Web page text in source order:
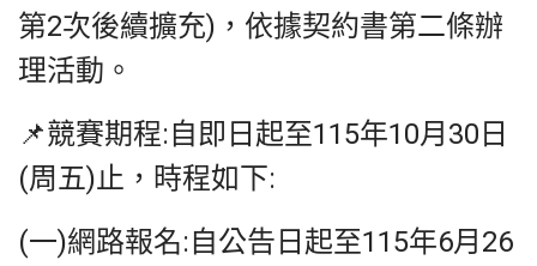
第2次後續擴充)，依據契約書第二條辦
理活動。
📌競賽期程:自即日起至115年10月30日
(周五)止，時程如下:
(一)網路報名:自公告日起至115年6月26